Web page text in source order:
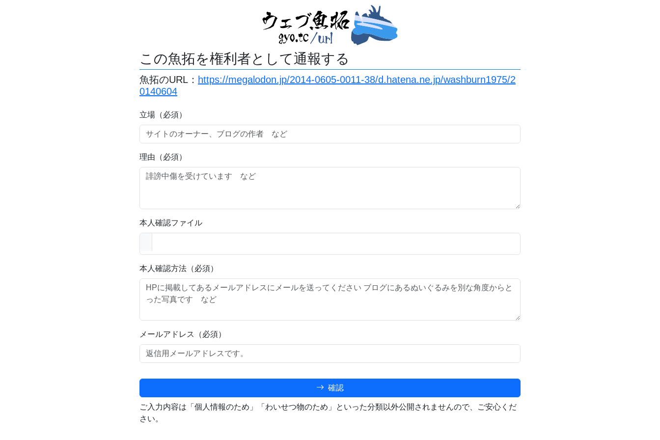
この魚拓を権利者として通報する
魚拓のURL： https://megalodon.jp/2014-0605-0011-38/d.hatena.ne.jp/washburn1975/2
0140604
立場（必須）
理由（必須）
本人確認ファイル
本人確認方法（必須）
メールアドレス（必須）
確認
ご入力内容は「個人情報のため」「わいせつ物のため」といった分類以外公開されませんので、ご安心くだ
さい。